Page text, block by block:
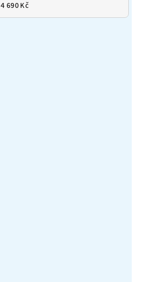
4 690 Kč